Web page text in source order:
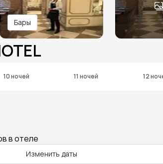
Бары
10 ночей 11 ночей 12
в отеле
Изменить даты